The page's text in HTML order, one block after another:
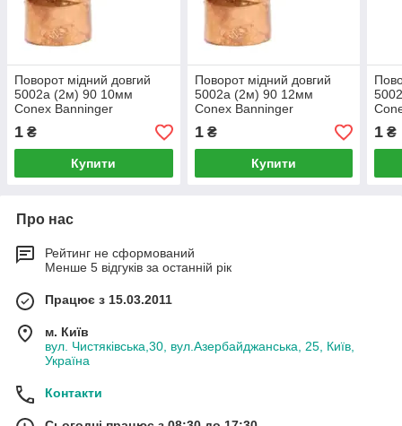
Поворот мідний довгий
5002а (2м) 90 10мм
Conex Banninger
1 ₴
Купити
Поворот мідний довгий
5002а (2м) 90 12мм
Conex Banninger
1₴
Купити
1 ₴
Про нас
Рейтинг не сформований
Менше 5 відгуків за останній рік
Працює з 15.03.2011
м. Київ
вул. Чистяківська,30, вул.Азербайджанська, 25, Київ,
Україна
Контакти